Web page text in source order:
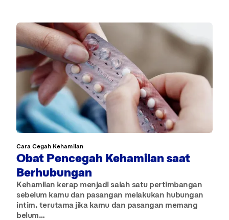
Cara Cegah Kehamilan
Obat Pencegah Kehamilan saat
Berhubungan
Kehamilan kerap menjadi salah satu pertimbangan
sebelum kamu dan pasangan melakukan hubungan
intim, terutama jika kamu dan pasangan memang
belum…